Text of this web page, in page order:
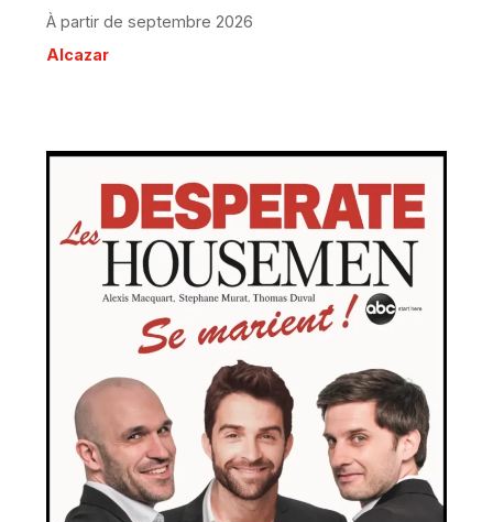
À partir de septembre 2026
Alcazar